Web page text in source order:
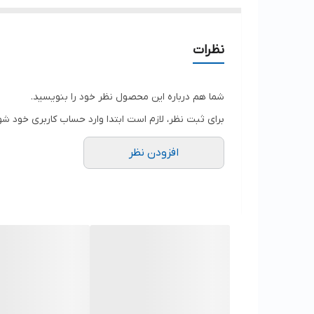
نظرات
شما هم درباره این محصول نظر خود را بنویسید.
برای ثبت نظر، لازم است ابتدا وارد حساب کاربری خود
افزودن نظر